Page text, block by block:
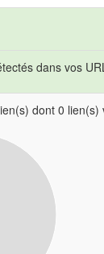
dans vos
dont 0 lien(s)